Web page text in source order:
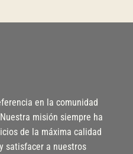
en la comunidad
misión siempre ha
de la máxima calidad
satisfacer a nuestros